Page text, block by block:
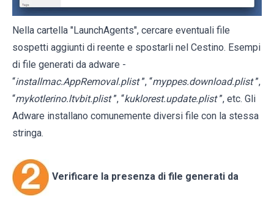
Nella cartella "LaunchAgents", cercare eventuali file
sospetti aggiunti di reente e spostarli nel Cestino. Esempi
di file generati da adware -
“installmac.AppRemoval.plist ”, “myppes.download.plist ”,
“mykotlerino.ltvbit.plist ”, “kuklorest.update.plist ”, etc. Gli
Adware installano comunemente diversi file con la stessa
stringa.
Verificare la presenza di file generati da